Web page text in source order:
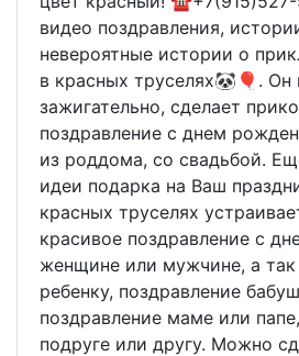
видео поздравления,
невероятные истории о
в красных труселях🐼🎈. Он
зажигательно, сделает
поздравление с днем
из роддома, со свадьбой.
идеи подарка на Ваш
красных труселях
красивое поздравление с
женщине или мужчине, а
ребенку, поздравление
поздравление маме или
подруге или другу. Можно